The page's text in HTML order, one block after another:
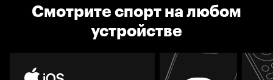
Смотрите спорт на любом
устройстве